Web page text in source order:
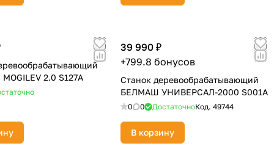
MOGILEV 2.0 S127А
39 990 ₽
+799.8 бонусов
Станок деревообрабатывающий
БЕЛМАШ УНИВЕРСАЛ-2000 S001A
0 0 ДостаточноКод. 49744
В корзину